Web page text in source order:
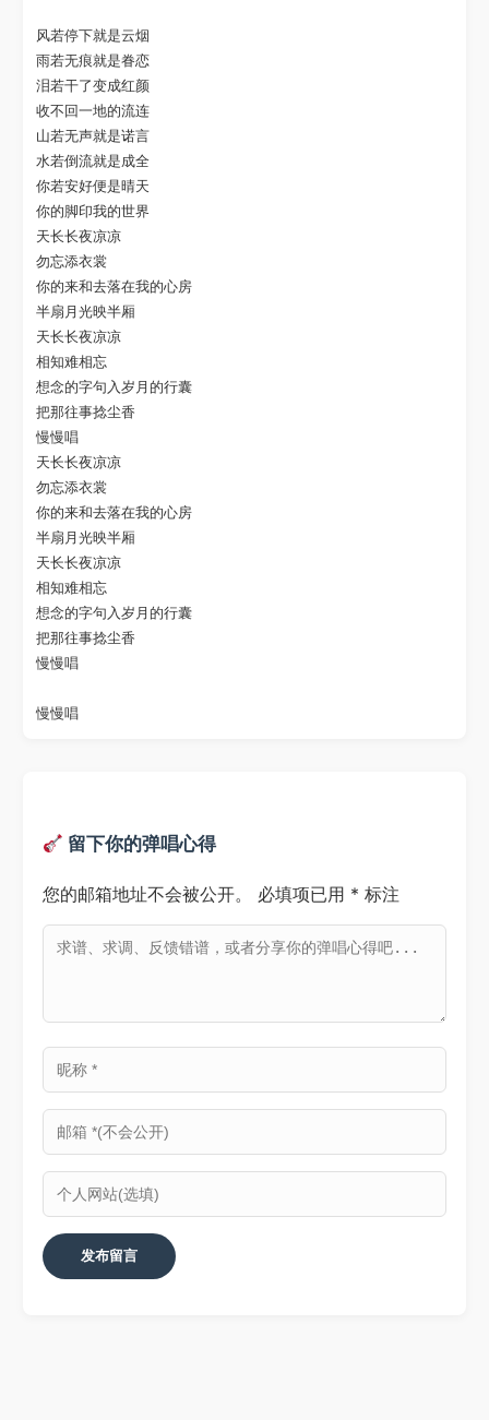
风若停下就是云烟
雨若无痕就是眷恋
泪若干了变成红颜
收不回一地的流连
山若无声就是诺言
水若倒流就是成全
你若安好便是晴天
你的脚印我的世界
天长长夜凉凉
勿忘添衣裳
你的来和去落在我的心房
半扇月光映半厢
天长长夜凉凉
相知难相忘
想念的字句入岁月的行囊
把那往事捻尘香
慢慢唱
天长长夜凉凉
勿忘添衣裳
你的来和去落在我的心房
半扇月光映半厢
天长长夜凉凉
相知难相忘
想念的字句入岁月的行囊
把那往事捻尘香
慢慢唱
留下你的弹唱心得
您的邮箱地址不会被公开。 必填项已用 * 标注